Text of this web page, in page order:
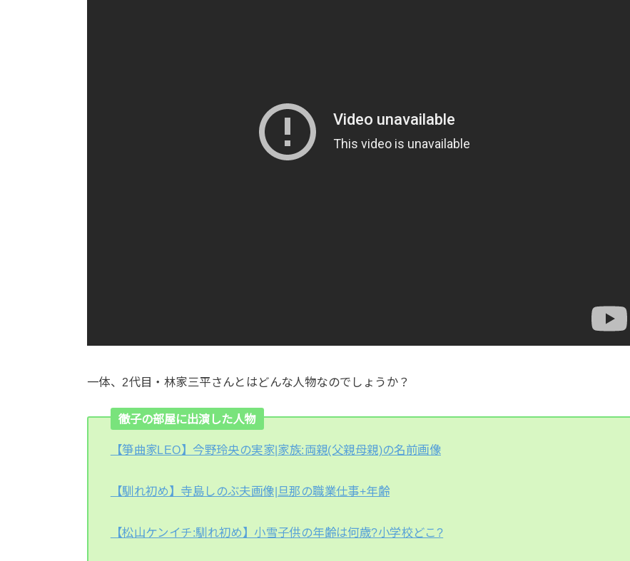
一体、2代目・林家三平さんとはどんな人物なのでしょうか？
徹子の部屋に出演した人物
【箏曲家LEO】今野玲央の実家|家族:両親(父親母親)の名前画像
【馴れ初め】寺島しのぶ夫画像|旦那の職業仕事+年齢
【松山ケンイチ:馴れ初め】小雪子供の年齢は何歳?小学校どこ?